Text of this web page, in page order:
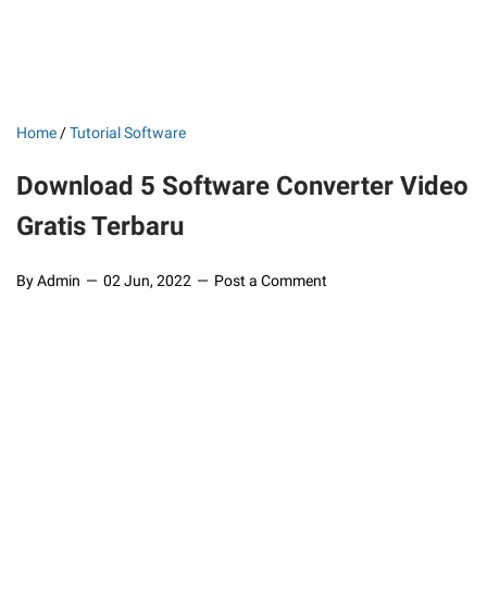
Home /Tutorial Software
Download 5 Software Converter Video
Gratis Terbaru
By Admin 02 Jun, 2022 Post a Comment